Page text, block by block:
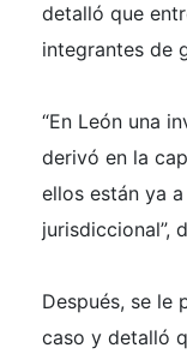
detalló que
integrantes de
“En León una
derivó en la
ellos están ya
jurisdiccional”,
Después, se le
caso y detalló